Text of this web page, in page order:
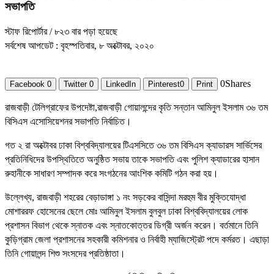
সভাপতি
স্টাফ রিপোর্টার/ ৮২৩ বার পড়া হয়েছে
সর্বশেষ আপডেট : বৃহস্পতিবার, ৮ অক্টোবর, ২০২০
Facebook 0 Twitter 0 LinkedIn Pinterest0 Print 0Shares
রাজবাড়ী টেলিগ্রাফের উপদেষ্টা,রাজবাড়ী গোয়ালন্দের কৃতি সন্তান আমিনুল ইসলাম ৩৬ তম
বিসিএস এসোসিয়েশনর সভাপতি নির্বাচিত।
গত ২ রা অক্টোবর ঢাকা বিশ্ববিদ্যালয়ের টিএসসিতে ৩৬ তম বিসিএস ক্যাডারস সার্ভিসের
প্রতিনিধিদের উপস্থিতিতে অনুষ্ঠিত সভায় তাকে সভাপতি এবং পুলিশ ক্যাডারের হাসান
রুহানীকে সাধারণ সম্পাদক করে সংগঠনের আংশিক কমিটি গঠন করা হয়।
উল্লেখ্য, রাজবাড়ী শহরের বেড়াডাঙ্গা ১ নং সড়কের বাসিন্দা মরহুম বীর মুক্তিযােদ্ধা
মােশাররফ হােসেনের ছেলে মােঃ আমিনুল ইসলাম বুলবুল ঢাকা বিশ্ববিদ্যালয়ের লােক
প্রশাসন বিভাগ থেকে স্নাতক এবং স্নাতকোত্তর ডিগ্রী অর্জন করেন। বর্তমানে তিনি
কুড়িগ্রাম জেলা প্রশাসনের সহকারী কমিশনার ও নির্বাহী ম্যাজিস্ট্রেট পদে কর্মরত। এছাড়া
তিনি গোয়ালন্দ শিশু সংসদের প্রতিষ্ঠাতা।